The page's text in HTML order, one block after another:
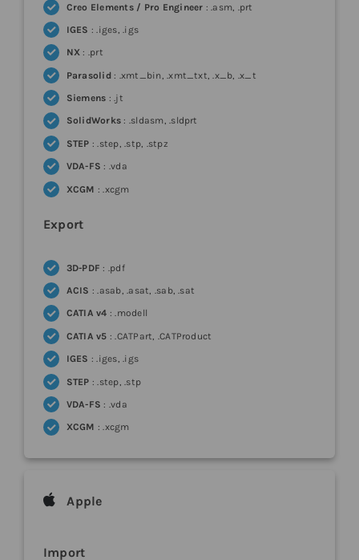
Creo Elements / Pro Engineer : .asm, .prt
IGES : .iges, .igs
NX : .prt
Parasolid: .xmt_bin, .xmt_txt, .x_b, .x_t
Siemens : .jt
SolidWorks : .sldasm, .sldprt
STEP : .step, .stp, .stpz
VDA-FS : .vda
XCGM : .xcgm
Export
3D-PDF : .pdf
ACIS : .asab, .asat, .sab, .sat
CATIA v4 : .modell
CATIA v5 : .CATPart, .CATProduct
IGES : .iges, .igs
STEP : .step, .stp
VDA-FS : .vda
XCGM : .xcgm
Apple
Import